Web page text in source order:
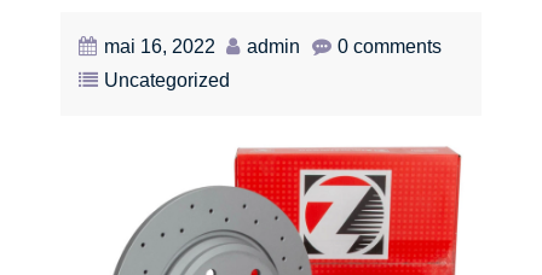
mai 16, 2022 admin
0 comments
Uncategorized